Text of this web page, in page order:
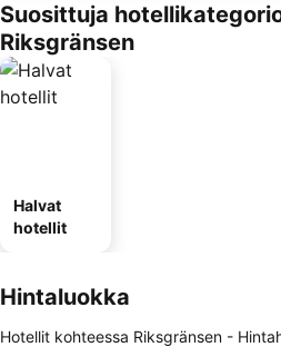
Suosittuja
Riksgränsen
Halvat
hotellit
Hintaluokka
Hotellit kohteessa Riksgränsen -